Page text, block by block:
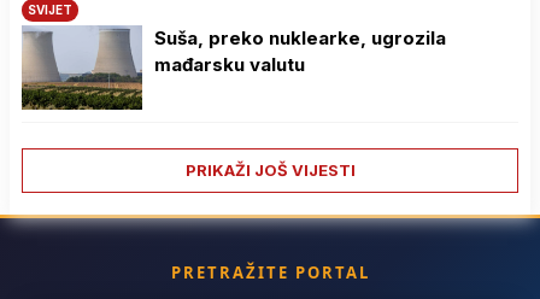
SVIJET
Suša, preko nuklearke, ugrozila
mađarsku valutu
PRIKAŽI JOŠ VIJESTI
PRETRAŽITE PORTAL